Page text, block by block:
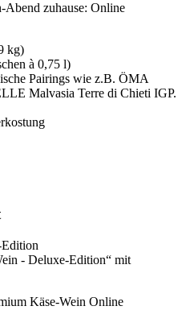
Abend zuhause: Online
kg)
à 0,75 l)
Pairings wie z.B. ÖMA
Malvasia Terre di Chieti IGP.
- Deluxe-Edition“ mit
Käse-Wein Online